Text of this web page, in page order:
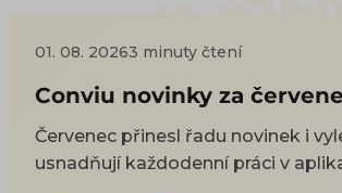
01. 08. 20263 minuty čtení
Conviu novinky za
Červenec přinesl řadu novinek i
usnadňují každodenní práci v